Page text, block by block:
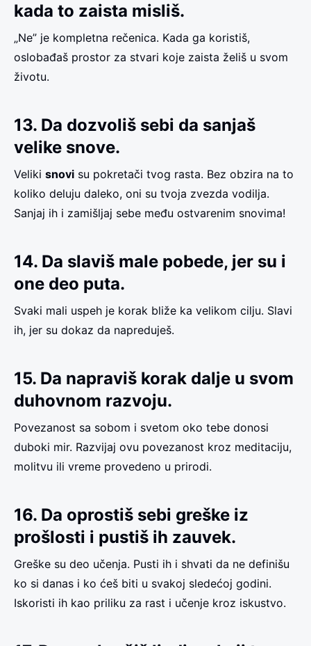
kada to zaista misliš.
„Ne” je kompletna rečenica. Kada ga koristiš,
oslobađaš prostor za stvari koje zaista želiš u svom
životu.
13. Da dozvoliš sebi da sanjaš
velike snove.
Veliki snovi su pokretači tvog rasta. Bez obzira na to
koliko deluju daleko, oni su tvoja zvezda vodilja.
Sanjaj ih i zamišljaj sebe među ostvarenim snovima!
14. Da slaviš male pobede, jer su i
one deo puta.
Svaki mali uspeh je korak bliže ka velikom cilju. Slavi
ih, jer su dokaz da napreduješ.
15. Da napraviš korak dalje u svom
duhovnom razvoju.
Povezanost sa sobom i svetom oko tebe donosi
duboki mir. Razvijaj ovu povezanost kroz meditaciju,
molitvu ili vreme provedeno u prirodi.
16. Da oprostiš sebi greške iz
prošlosti i pustiš ih zauvek.
Greške su deo učenja. Pusti ih i shvati da ne definišu
ko si danas i ko ćeš biti u svakoj sledećoj godini.
Iskoristi ih kao priliku za rast i učenje kroz iskustvo.